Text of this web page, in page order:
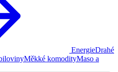
EnergieDrahé
Měkké komodityMaso a